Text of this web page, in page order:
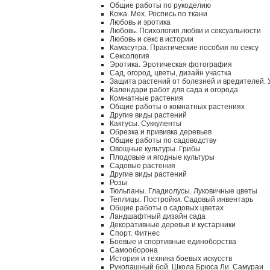
Общие работы по рукоделию
Кожа. Мех. Роспись по ткани
Любовь и эротика
Любовь. Психология любви и сексуальности
Любовь и секс в истории
Камасутра. Практические пособия по сексу
Сексология
Эротика. Эротическая фотография
Сад, огород, цветы, дизайн участка
Защита растений от болезней и вредителей.
Календари работ для сада и огорода
Комнатные растения
Общие работы о комнатных растениях
Другие виды растений
Кактусы. Суккуленты
Обрезка и прививка деревьев
Общие работы по садоводству
Овощные культуры. Грибы
Плодовые и ягодные культуры
Садовые растения
Другие виды растений
Розы
Тюльпаны. Гладиолусы. Луковичные цветы
Теплицы. Постройки. Садовый инвентарь
Общие работы о садовых цветах
Ландшафтный дизайн сада
Декоративные деревья и кустарники
Спорт. Фитнес
Боевые и спортивные единоборства
Самооборона
История и техника боевых искусств
Рукопашный бой. Школа Брюса Ли. Самураи